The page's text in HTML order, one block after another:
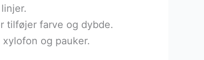
tilføjer farve og dybde.
og pauker.